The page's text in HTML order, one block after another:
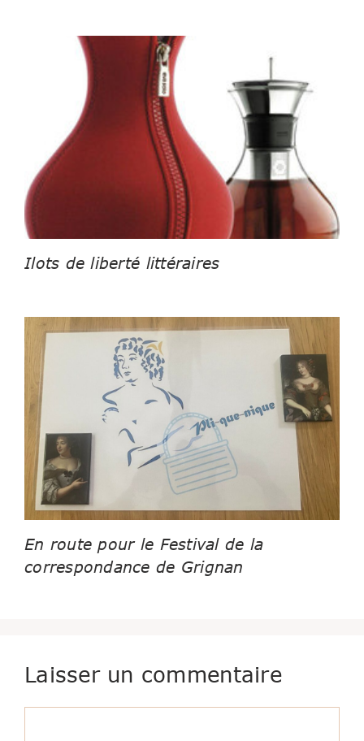
Ilots de liberté littéraires
En route pour le Festival de la
correspondance de Grignan
Laisser un commentaire